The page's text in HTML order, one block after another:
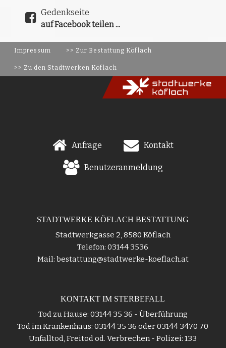
Gedenkseite
auf Facebook teilen ...
Impressum >> Zur Bestattung Köflach
>> Zu den Stadtwerken Köflach
Anfrage Kontakt
Benutzeranmeldung
STADTWERKE KÖFLACH BESTATTUNG
Stadtwerkgasse 2, 8580 Köflach
Telefon: 03144 3536
Mail: bestattung@stadtwerke-koeflach.at
KONTAKT IM STERBEFALL
Tod zu Hause: 03144 35 36 - Überführung
Tod im Krankenhaus: 03144 35 36 oder 03144 3470 70
Unfalltod, Freitod od. Verbrechen - Polizei: 133